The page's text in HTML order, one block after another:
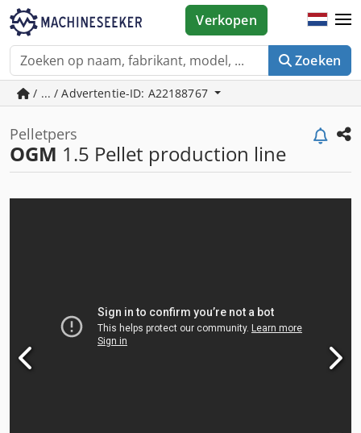
Zoeken
Verkopen
/ ... / Advertentie-ID: A22188767
Pelletpers
OGM 1.5 Pellet production line